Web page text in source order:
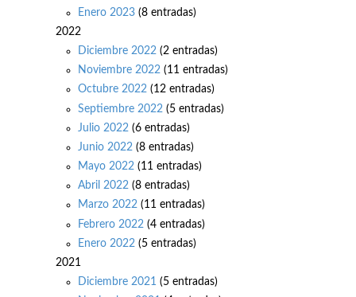
Enero 2023 (8 entradas)
2022
Diciembre 2022 (2 entradas)
Noviembre 2022 (11 entradas)
Octubre 2022 (12 entradas)
Septiembre 2022 (5 entradas)
Julio 2022 (6 entradas)
Junio 2022 (8 entradas)
Mayo 2022 (11 entradas)
Abril 2022 (8 entradas)
Marzo 2022 (11 entradas)
Febrero 2022 (4 entradas)
Enero 2022 (5 entradas)
2021
Diciembre 2021 (5 entradas)